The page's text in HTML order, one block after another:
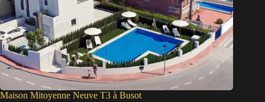
Maison Mitoyenne Neuve T3 à Busot